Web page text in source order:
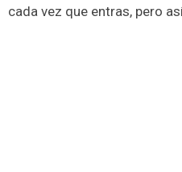
cada vez que entras, pero